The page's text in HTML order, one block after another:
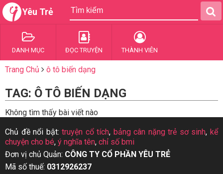
Yêu Trẻ
DANH MỤC ĐỌC TRUYỆN THÀNH VIÊN
Trang Chủ ô tô biến dạng
TAG: Ô TÔ BIẾN DẠNG
Không tìm thấy bài viết nào
Chủ đề nổi bật:truyện cổ tích, bảng cân nặng trẻ sơ sinh,kể
chuyện cho bé, ý nghĩa tên, chỉ số bmi
Đơn vị chủ Quản: CÔNG TY CỔ PHẦN YÊU TRẺ
Mã số thuế: 0312926237